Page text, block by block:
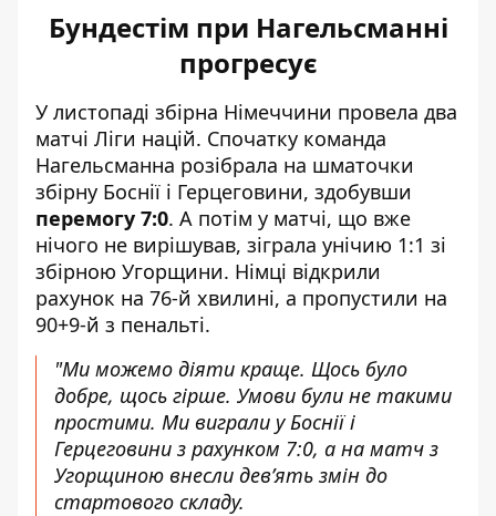
Бундестім при Нагельсманні
прогресує
У листопаді збірна Німеччини провела два
матчі Ліги націй. Спочатку команда
Нагельсманна розібрала на шматочки
збірну Боснії і Герцеговини, здобувши
перемогу 7:0. А потім у матчі, що вже
нічого не вирішував, зіграла унічию 1:1 зі
збірною Угорщини. Німці відкрили
рахунок на 76-й хвилині, а пропустили на
90+9-й з пенальті.
"Ми можемо діяти краще. Щось було
добре, щось гірше. Умови були не такими
простими. Ми виграли у Боснії і
Герцеговини з рахунком 7:0, а на матч з
Угорщиною внесли дев’ять змін до
стартового складу.